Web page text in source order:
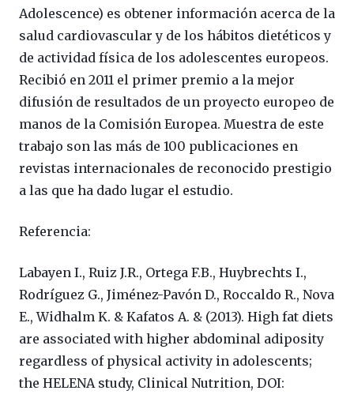
Adolescence) es obtener información acerca de la
salud cardiovascular y de los hábitos dietéticos y
de actividad física de los adolescentes europeos.
Recibió en 2011 el primer premio a la mejor
difusión de resultados de un proyecto europeo de
manos de la Comisión Europea. Muestra de este
trabajo son las más de 100 publicaciones en
revistas internacionales de reconocido prestigio
a las que ha dado lugar el estudio.
Referencia:
Labayen I., Ruiz J.R., Ortega F.B., Huybrechts I.,
Rodríguez G., Jiménez-Pavón D., Roccaldo R., Nova
E., Widhalm K. & Kafatos A. & (2013). High fat diets
are associated with higher abdominal adiposity
regardless of physical activity in adolescents;
the HELENA study, Clinical Nutrition, DOI: